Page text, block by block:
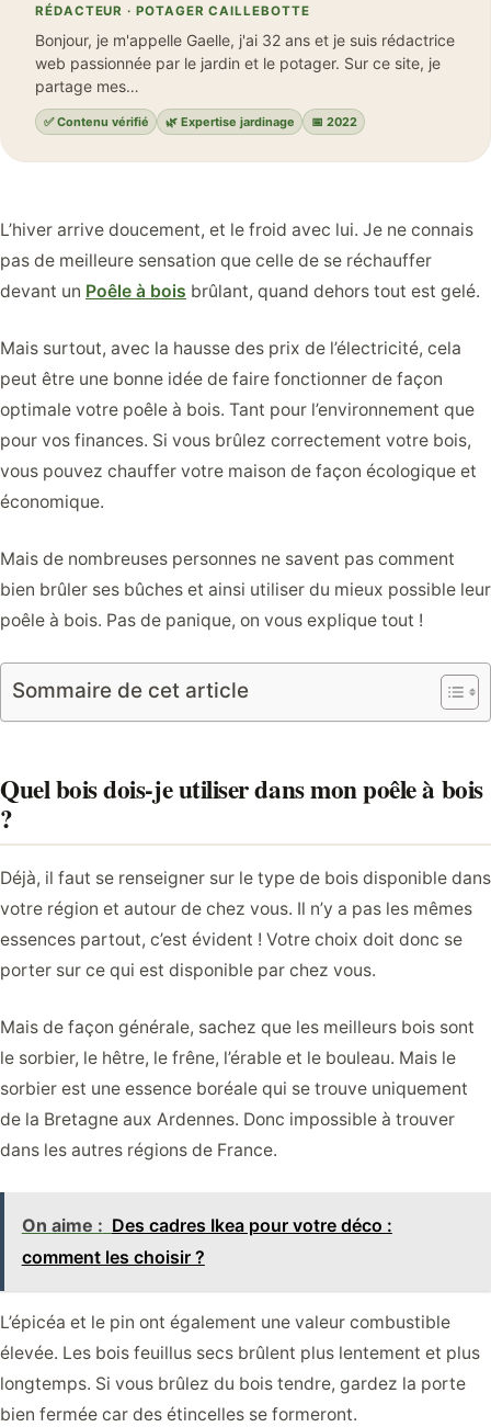
RÉDACTEUR · POTAGER CAILLEBOTTE
Bonjour, je m'appelle Gaelle, j'ai 32 ans et je suis rédactrice
web passionnée par le jardin et le potager. Sur ce site, je
partage mes…
✅ Contenu vérifié 🌿 Expertise jardinage 📅 2022
L’hiver arrive doucement, et le froid avec lui. Je ne connais
pas de meilleure sensation que celle de se réchauffer
devant un Poêle à bois brûlant, quand dehors tout est gelé.
Mais surtout, avec la hausse des prix de l’électricité, cela
peut être une bonne idée de faire fonctionner de façon
optimale votre poêle à bois. Tant pour l’environnement que
pour vos finances. Si vous brûlez correctement votre bois,
vous pouvez chauffer votre maison de façon écologique et
économique.
Mais de nombreuses personnes ne savent pas comment
bien brûler ses bûches et ainsi utiliser du mieux possible leur
poêle à bois. Pas de panique, on vous explique tout !
Sommaire de cet article
Quel bois dois-je utiliser dans mon poêle à bois
?
Déjà, il faut se renseigner sur le type de bois disponible dans
votre région et autour de chez vous. Il n’y a pas les mêmes
essences partout, c’est évident ! Votre choix doit donc se
porter sur ce qui est disponible par chez vous.
Mais de façon générale, sachez que les meilleurs bois sont
le sorbier, le hêtre, le frêne, l’érable et le bouleau. Mais le
sorbier est une essence boréale qui se trouve uniquement
de la Bretagne aux Ardennes. Donc impossible à trouver
dans les autres régions de France.
On aime : Des cadres Ikea pour votre déco :
comment les choisir ?
L’épicéa et le pin ont également une valeur combustible
élevée. Les bois feuillus secs brûlent plus lentement et plus
longtemps. Si vous brûlez du bois tendre, gardez la porte
bien fermée car des étincelles se formeront.